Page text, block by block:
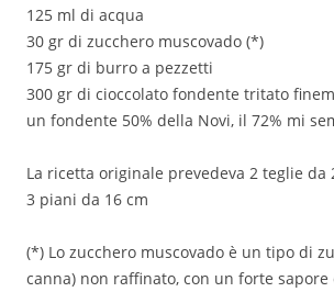
125 ml di acqua
30 gr di zucchero muscovado (*)
175 gr di burro a pezzetti
300 gr di cioccolato fondente tritato
un fondente 50% della Novi, il 72% mi
La ricetta originale prevedeva 2 teglie da
3 piani da 16 cm
(*) Lo zucchero muscovado è un tipo di
canna) non raffinato, con un forte sapore